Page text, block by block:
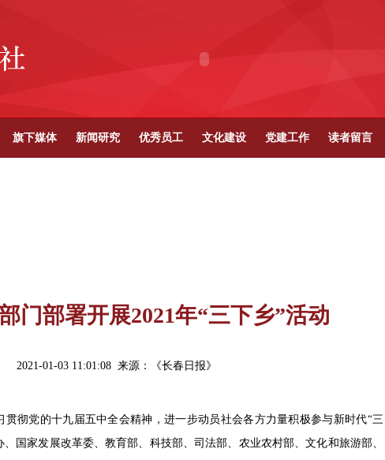
旗下媒体 新闻研究 优秀员工 文化建设 党建工作 读者留言
门部署开展2021年“三下乡”活动
2021-01-03 11:01:08 来源： 《长春日报》
党的十九届五中全会精神，进一步动员社会各方力量积极参与新时代“三
国家发展改革委、教育部、科技部、司法部、农业农村部、文化和旅游部、